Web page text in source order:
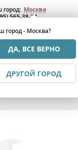
город: Москва
город - Москва?
ДА, ВСЕ ВЕРНО
ДРУГОЙ ГОРОД
565-38-74
БРЕНДЫ
и
Эстетическая
медицина
талассокосметика Уход